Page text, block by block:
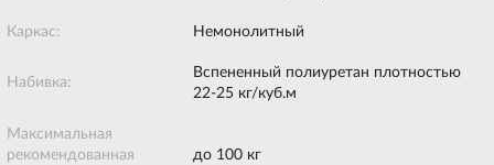
Каркас: Немонолитный
Набивка:
Вспененный полиуретан плотностью
22-25 кг/куб.м
Максимальная
рекомендованная
до 100 кг